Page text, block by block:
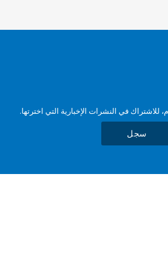
للاشتراك في النشرات الإخبارية التي اخترتها.
سجل